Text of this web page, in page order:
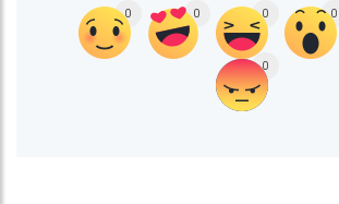
0 0 0 0
0